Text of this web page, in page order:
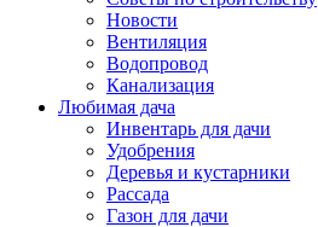
Новости
Вентиляция
Водопровод
Канализация
Любимая дача
Инвентарь для дачи
Удобрения
Деревья и кустарники
Рассада
Газон для дачи